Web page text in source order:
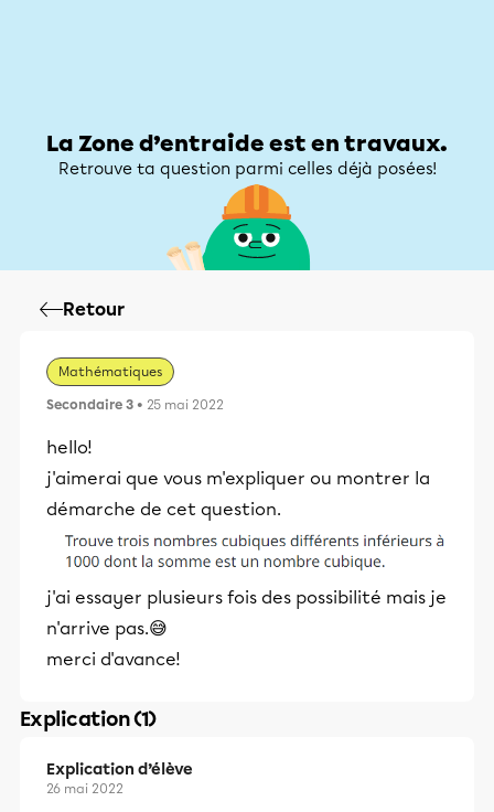
La Zone d’entraide est en travaux.
Retrouve ta question parmi celles déjà posées!
Retour
Mathématiques
Secondaire 3 • 25 mai 2022
hello!
j'aimerai que vous m'expliquer ou montrer la
démarche de cet question.
j'ai essayer plusieurs fois des possibilité mais je
n'arrive pas.😅
merci d'avance!
Explication (1)
Explication d’élève
26 mai 2022